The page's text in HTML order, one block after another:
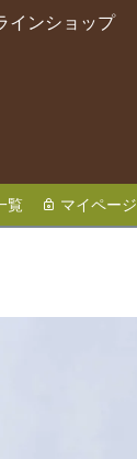
インショップ
覧 マイページ